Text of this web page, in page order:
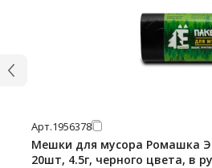
Арт.1956378
Мешки для мусора Ромашка
20шт, 4.5г, черного цвета, в